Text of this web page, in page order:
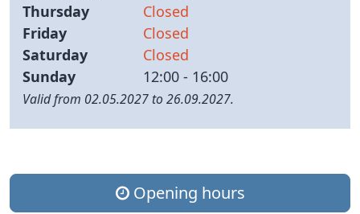
Thursday
Closed
Friday
Closed
Saturday
Closed
Sunday
12:00 - 16:00
Valid from 02.05.2027 to 26.09.2027.
Opening hours